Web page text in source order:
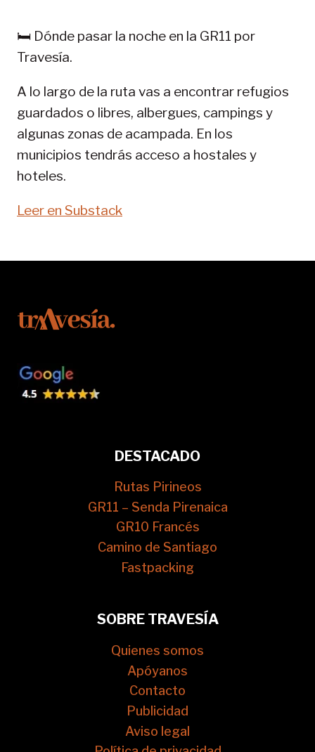
11-
🛏️ Dónde pasar la noche en la GR11 por
Travesía.
A lo largo de la ruta vas a encontrar refugios
guardados o libres, albergues, campings y
algunas zonas de acampada. En los
municipios tendrás acceso a hostales y
hoteles.
Leer en Substack
DESTACADO
Rutas Pirineos
GR11 – Senda Pirenaica
GR10 Francés
Camino de Santiago
Fastpacking
SOBRE TRAVESÍA
Quienes somos
Apóyanos
Contacto
Publicidad
Aviso legal